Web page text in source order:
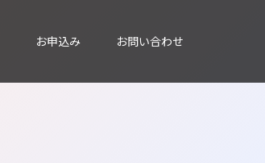
お申込み お問い合わせ